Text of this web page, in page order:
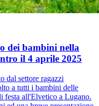
dei bambini nella
il 4 aprile 2025
dal settore ragazzi
a tutti i bambini delle
festa all'Elvetico a Lugano.